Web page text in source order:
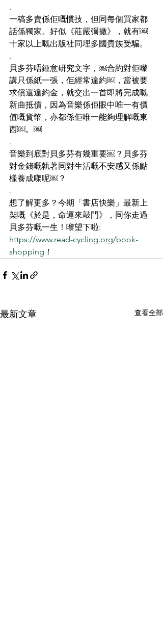
.
一稿多賣係佢嘅慣技，但同每個買家都
話係獨家。好似《莊嚴彌撒》，就有￼
十家以上嘅出版社同埋多國貴族受騙。
.
貝多芬唔鍾意研究文字，￼合約對佢嚟
講只係紙一張，佢經常違約￼，當被要
求償還違約金，就交出一首即將完成嘅
新曲抵債，因為音樂係佢眼中唯一有價
值嘅貨幣，亦都係佢唯一能夠理解嘅東
西￼。￼
.
音樂到底對貝多芬有幾重要￼？貝多芬
對金錢嘅執著同對生活嘅不安感又係點
樣養成㗎呢￼？
.
想了解更多？今期「書店快樂」最新上
架嘅《於是，命運來敲門》，同你走過
貝多芬嘅一生！嚟望下啦:
https://www.read-cycling.org/book-
shopping ！
最新文章 查看全部